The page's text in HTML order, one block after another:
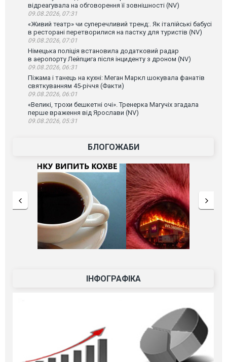
відреагувала на обговорення її зовнішності (NV)
09.08.2026, 07:31
«Живий театр» чи суперечливий тренд:. Як італійські бабусі
в ресторані перетворилися на пастку для туристів (NV)
09.08.2026, 07:01
Німецька поліція встановила додатковий радар
в аеропорту Лейпцига після інциденту з дроном (NV)
09.08.2026, 06:31
Піжама і танець на кухні: Меган Маркл шокувала фанатів
святкуванням 45-річчя (Факти)
09.08.2026, 06:01
«Великі, трохи бешкетні очі». Тренерка Магучіх згадала
перше враження від Ярослави (NV)
09.08.2026, 05:31
БЛОГОЖАБИ
ІНФОГРАФІКА